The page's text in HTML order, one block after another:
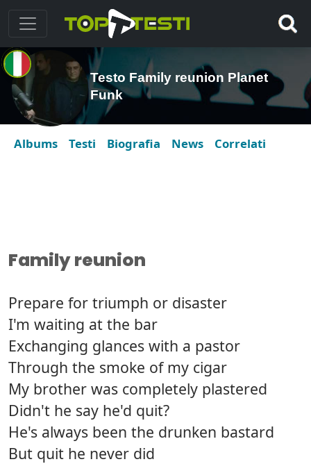
Testo Family reunion Planet
Funk
Albums Testi Biografia News Correlati
Family reunion
Prepare for triumph or disaster
I'm waiting at the bar
Exchanging glances with a pastor
Through the smoke of my cigar
My brother was completely plastered
Didn't he say he'd quit?
He's always been the drunken bastard
But quit he never did